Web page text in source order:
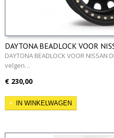
DAYTONA BEADLOCK VOOR
DAYTONA BEADLOCK VOOR NISSAN
velgen…
€ 230,00
IN WINKELWAGEN